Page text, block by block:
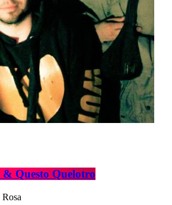
Questo Quelotro
Rosa